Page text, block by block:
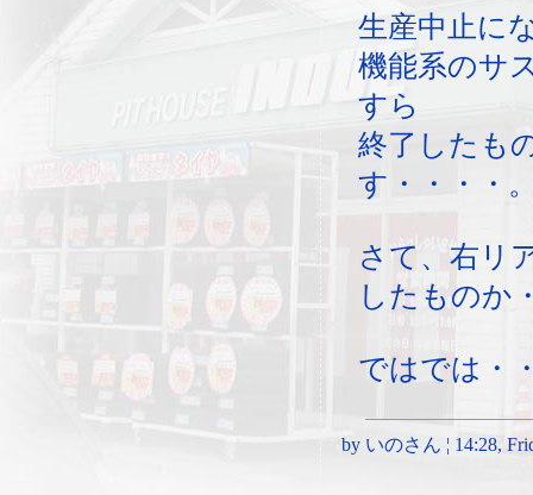
生産中止に
機能系のサ
すら
終了したも
す・・・・
さて、右リ
したものか
ではでは・
by いのさん ¦ 14:28,